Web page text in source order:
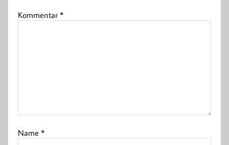
Kommentar*
Name*